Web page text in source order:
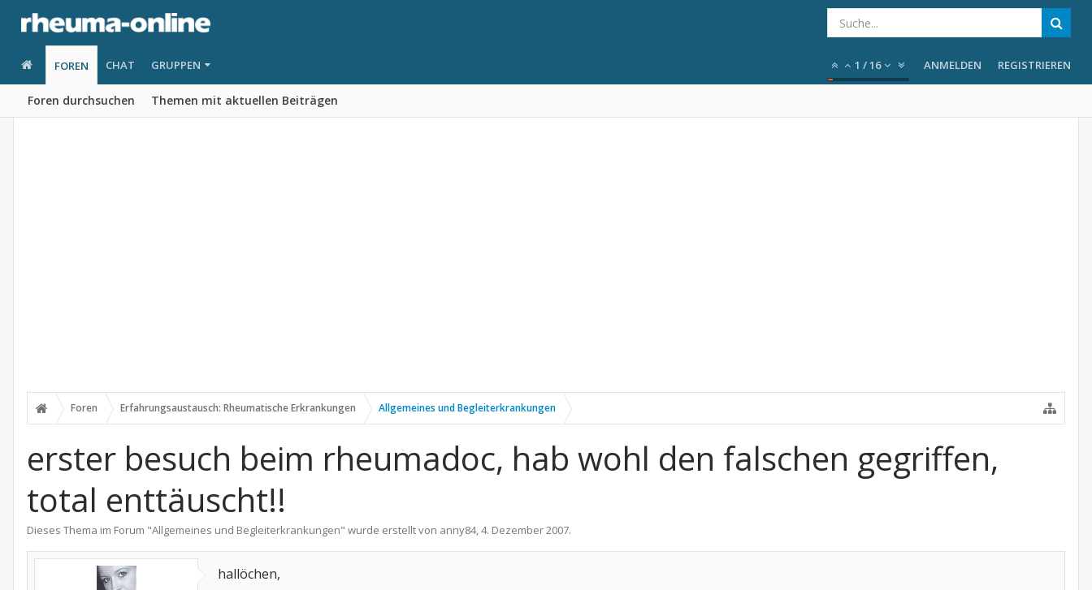
FOREN
Foren durchsuchen Themen mit aktuellen Beiträgen
CHAT GRUPPEN 1 /16 ANMELDEN REGISTRIEREN
Foren Erfahrungsaustausch: Rheumatische Erkrankungen Allgemeines und Begleiterkrankungen
erster besuch beim rheumadoc, hab wohl den falschen gegriffen,
total enttäuscht!!
Dieses Thema im Forum "Allgemeines und Begleiterkrankungen" wurde erstellt von anny84,4. Dezember 2007.
hallöchen,